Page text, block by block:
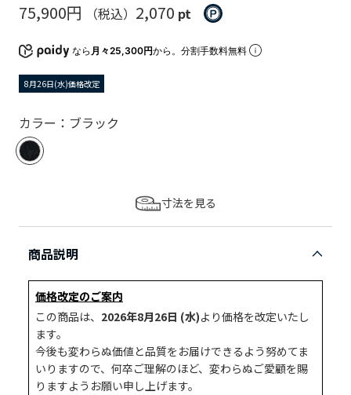
75,900円
（税込） 2,070 pt
なら 月々25,300円から。分割手数料無料
8月26日(水)価格改定
カラー：ブラック
寸法を見る
商品説明
価格改定のご案内
この商品は、 2026年8月26日 (水)より価格を改定いたし
ます。
今後も変わらぬ価値と品質をお届けできるよう努めてま
いりますので、何卒ご理解のほど、変わらぬご愛顧を賜
りますようお願い申し上げます。